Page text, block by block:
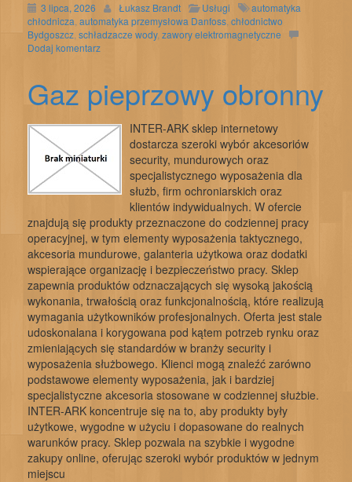
3 lipca, 2026 Łukasz Brandt Usługi
automatyka
chłodnicza automatyka przemysłowa Danfoss chłodnictwo
Bydgoszcz schładzacze wody, zawory elektromagnetyczne
Dodaj komentarz
Gaz pieprzowy obronny
INTER-ARK sklep internetowy
dostarcza szeroki wybór akcesoriów
security, mundurowych oraz
specjalistycznego wyposażenia dla
służb, firm ochroniarskich oraz
klientów indywidualnych. W ofercie
znajdują się produkty przeznaczone do codziennej pracy
operacyjnej, w tym elementy wyposażenia taktycznego,
akcesoria mundurowe, galanteria użytkowa oraz dodatki
wspierające organizację i bezpieczeństwo pracy. Sklep
zapewnia produktów odznaczających się wysoką jakością
wykonania, trwałością oraz funkcjonalnością, które realizują
wymagania użytkowników profesjonalnych. Oferta jest stale
udoskonalana i korygowana pod kątem potrzeb rynku oraz
zmieniających się standardów w branży security i
wyposażenia służbowego. Klienci mogą znaleźć zarówno
podstawowe elementy wyposażenia, jak i bardziej
specjalistyczne akcesoria stosowane w codziennej służbie.
INTER-ARK koncentruje się na to, aby produkty były
użytkowe, wygodne w użyciu i dopasowane do realnych
warunków pracy. Sklep pozwala na szybkie i wygodne
zakupy online, oferując szeroki wybór produktów w jednym
miejscu